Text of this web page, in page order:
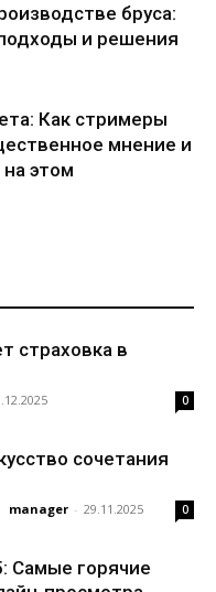
бруса:
и решения
Как стримеры
мнение и
этом
страховка в
0
сочетания
manager - 29.11.2025 0
Самые горячие